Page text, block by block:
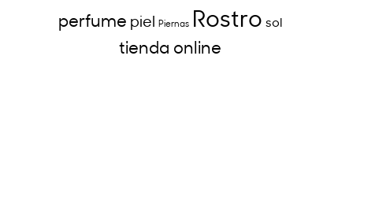
perfume piel Piernas Rostro sol
tienda online